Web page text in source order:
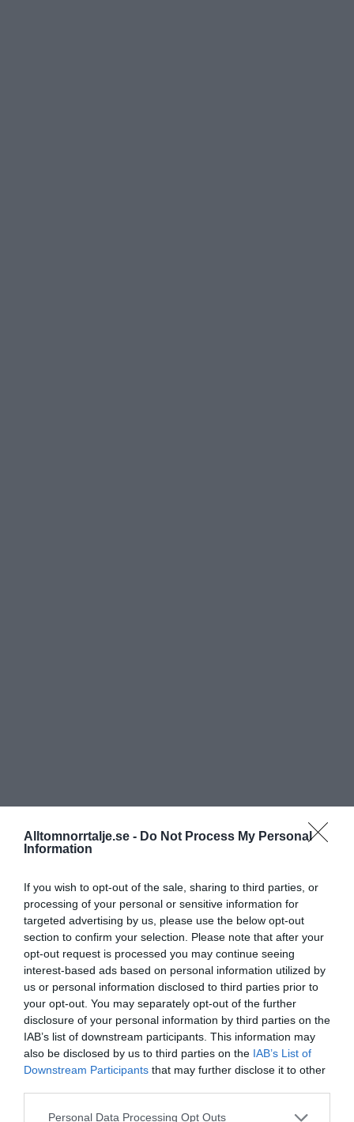
Alltomnorrtalje.se - Do Not Process My Personal
Information
If you wish to opt-out of the sale, sharing to third parties, or
processing of your personal or sensitive information for
targeted advertising by us, please use the below opt-out
section to confirm your selection. Please note that after your
opt-out request is processed you may continue seeing
interest-based ads based on personal information utilized by
us or personal information disclosed to third parties prior to
your opt-out. You may separately opt-out of the further
disclosure of your personal information by third parties on the
IAB’s list of downstream participants. This information may
also be disclosed by us to third parties on the IAB’s List of
Downstream Participants that may further disclose it to other
Personal Data Processing Opt Outs